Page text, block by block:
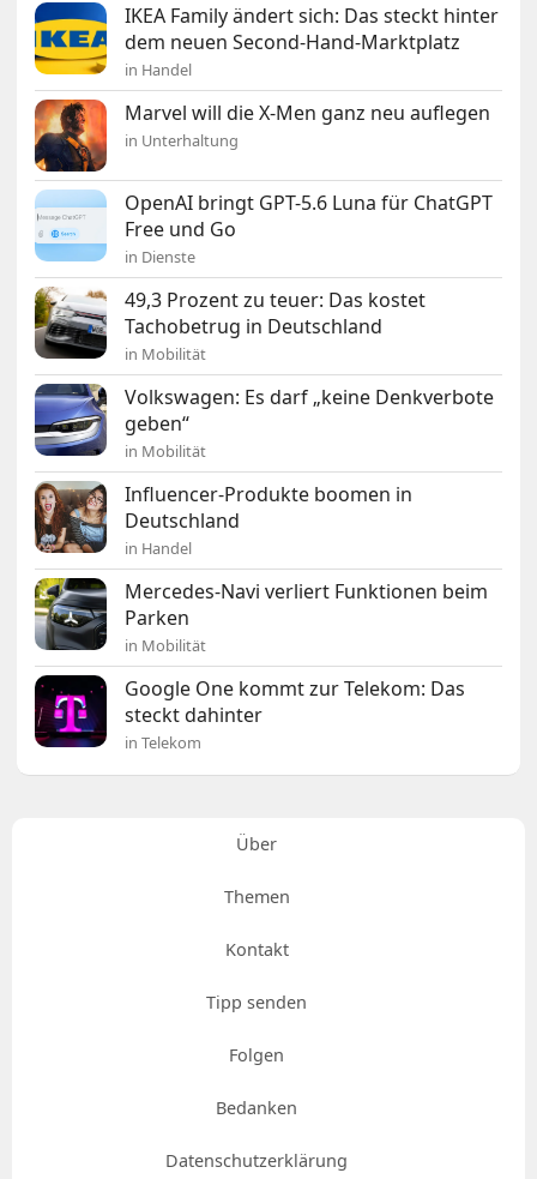
IKEA Family ändert sich: Das steckt hinter
dem neuen Second-Hand-Marktplatz
in Handel
Marvel will die X-Men ganz neu auflegen
in Unterhaltung
OpenAI bringt GPT-5.6 Luna für ChatGPT
Free und Go
in Dienste
49,3 Prozent zu teuer: Das kostet
Tachobetrug in Deutschland
in Mobilität
Volkswagen: Es darf „keine Denkverbote
geben“
in Mobilität
Influencer-Produkte boomen in
Deutschland
in Handel
Mercedes-Navi verliert Funktionen beim
Parken
in Mobilität
Google One kommt zur Telekom: Das
steckt dahinter
in Telekom
Über
Themen
Kontakt
Tipp senden
Folgen
Bedanken
Datenschutzerklärung